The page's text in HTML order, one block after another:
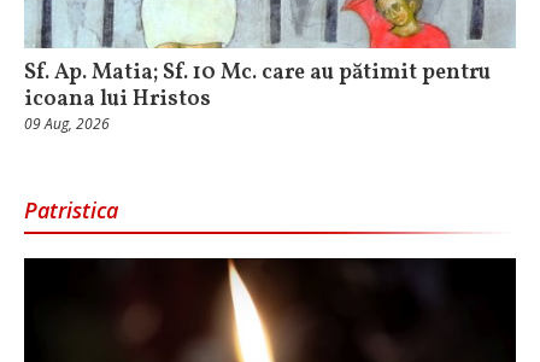
Sf. Ap. Matia; Sf. 10 Mc. care au pătimit pentru
icoana lui Hristos
09 Aug, 2026
Patristica